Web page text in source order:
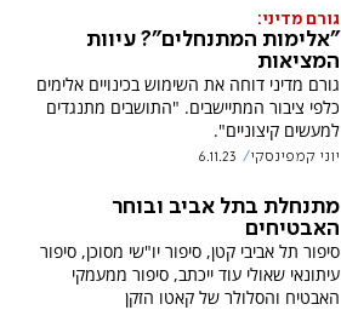
גורם מדיני:
"אלימות המתנחלים"? עיוות
המציאות
גורם מדיני דוחה את השימוש בכינויים אלימים
כלפי ציבור המתיישבים. "התושבים מתנגדים
למעשים קיצוניים".
יוני קמפינסקי 6.11.23
מתנחלת בתל אביב ובוחר
האבטיחים
סיפור תל אביבי קטן, סיפור יו"שי מסוכן, סיפור
עיתונאי שאולי עוד ייכתב, סיפור ממעמקי
האבטיח והסלולר של קאטו הזקן